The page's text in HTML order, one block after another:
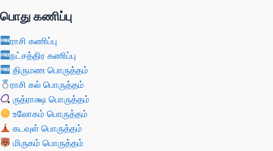
பொது கணிப்பு
ராசி கணிப்பு
நட்சத்திர கணிப்பு
திருமண பொருத்தம்
ராசி கல் பொருத்தம்
ருத்ராக்ஷ பொருத்தம்
உலோகம் பொருத்தம்
கடவுள் பொருத்தம்
மிருகம் பொருத்தம்